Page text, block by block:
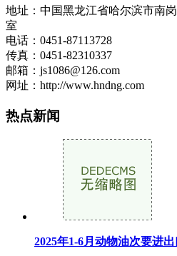
地址：中国黑龙江省哈尔滨市南
室
电话：0451-87113728
传真：0451-82310337
邮箱：js1086@126.com
网址：http://www.hndng.com
热点新闻
2025年1-6月动物油次要进